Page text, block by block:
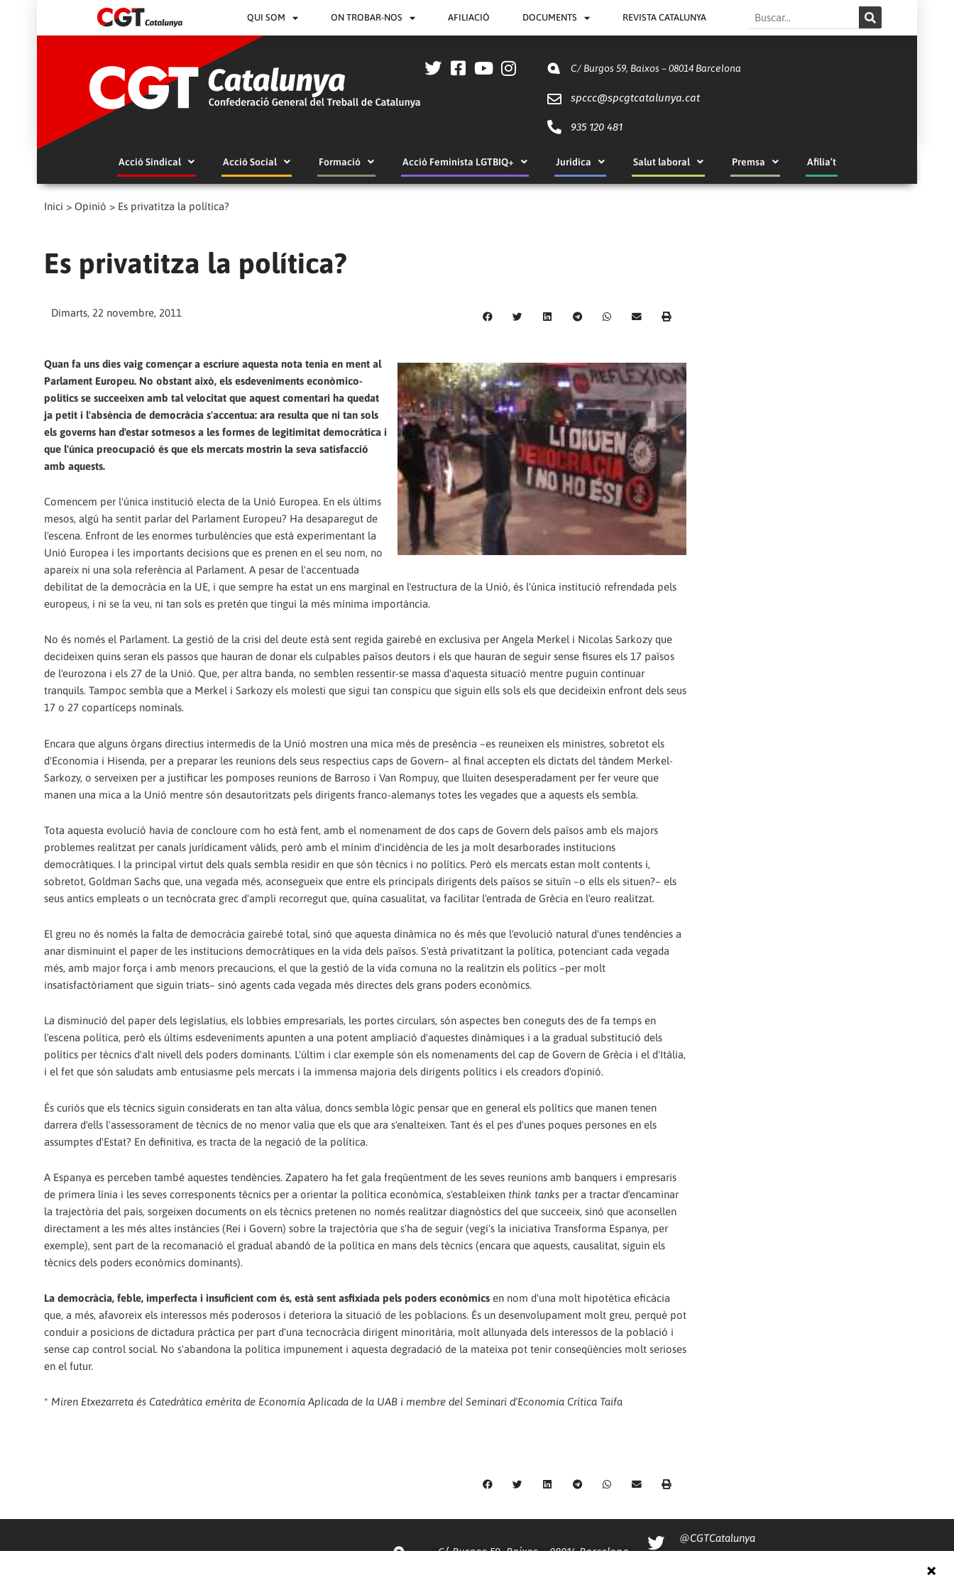
QUI SOM ON TROBAR-NOS AFILIACIÓ DOCUMENTS REVISTA CATALUNYA Search
C/ Burgos 59, Baixos – 08014 Barcelona
spccc@spcgtcatalunya.cat
935 120 481
Acció Sindical Acció Social Formació Acció Feminista LGTBIQ+ Jurídica Salut laboral Premsa Afilia’t
Inici > Opinió > Es privatitza la política?
Es privatitza la política?
Dimarts, 22 novembre, 2011
Quan fa uns dies vaig començar a escriure aquesta nota tenia en ment al
Parlament Europeu. No obstant això, els esdeveniments econòmico-
polítics se succeeixen amb tal velocitat que aquest comentari ha quedat
ja petit i l'absència de democràcia s'accentua: ara resulta que ni tan sols
els governs han d'estar sotmesos a les formes de legitimitat democràtica i
que l'única preocupació és que els mercats mostrin la seva satisfacció
amb aquests.
Comencem per l'única institució electa de la Unió Europea. En els últims
mesos, algú ha sentit parlar del Parlament Europeu? Ha desaparegut de
l'escena. Enfront de les enormes turbulències que està experimentant la
Unió Europea i les importants decisions que es prenen en el seu nom, no
apareix ni una sola referència al Parlament. A pesar de l'accentuada
debilitat de la democràcia en la UE, i que sempre ha estat un ens marginal en l'estructura de la Unió, és l'única institució refrendada pels
europeus, i ni se la veu, ni tan sols es pretén que tingui la més mínima importància.
No és només el Parlament. La gestió de la crisi del deute està sent regida gairebé en exclusiva per Angela Merkel i Nicolas Sarkozy que
decideixen quins seran els passos que hauran de donar els culpables països deutors i els que hauran de seguir sense fisures els 17 països
de l'eurozona i els 27 de la Unió. Que, per altra banda, no semblen ressentir-se massa d'aquesta situació mentre puguin continuar
tranquils. Tampoc sembla que a Merkel i Sarkozy els molesti que sigui tan conspicu que siguin ells sols els que decideixin enfront dels seus
17 o 27 copartíceps nominals.
Encara que alguns òrgans directius intermedis de la Unió mostren una mica més de presència –es reuneixen els ministres, sobretot els
d'Economia i Hisenda, per a preparar les reunions dels seus respectius caps de Govern– al final accepten els dictats del tàndem Merkel-
Sarkozy, o serveixen per a justificar les pomposes reunions de Barroso i Van Rompuy, que lluiten desesperadament per fer veure que
manen una mica a la Unió mentre són desautoritzats pels dirigents franco-alemanys totes les vegades que a aquests els sembla.
Tota aquesta evolució havia de concloure com ho està fent, amb el nomenament de dos caps de Govern dels països amb els majors
problemes realitzat per canals jurídicament vàlids, però amb el mínim d'incidència de les ja molt desarborades institucions
democràtiques. I la principal virtut dels quals sembla residir en que són tècnics i no polítics. Però els mercats estan molt contents i,
sobretot, Goldman Sachs que, una vegada més, aconsegueix que entre els principals dirigents dels països se situïn –o ells els situen?– els
seus antics empleats o un tecnòcrata grec d'ampli recorregut que, quina casualitat, va facilitar l'entrada de Grècia en l'euro realitzat.
El greu no és només la falta de democràcia gairebé total, sinó que aquesta dinàmica no és més que l'evolució natural d'unes tendències a
anar disminuint el paper de les institucions democràtiques en la vida dels països. S'està privatitzant la política, potenciant cada vegada
més, amb major força i amb menors precaucions, el que la gestió de la vida comuna no la realitzin els polítics –per molt
insatisfactòriament que siguin triats– sinó agents cada vegada més directes dels grans poders econòmics.
La disminució del paper dels legislatius, els lobbies empresarials, les portes circulars, són aspectes ben coneguts des de fa temps en
l'escena política, però els últims esdeveniments apunten a una potent ampliació d'aquestes dinàmiques i a la gradual substitució dels
polítics per tècnics d'alt nivell dels poders dominants. L'últim i clar exemple són els nomenaments del cap de Govern de Grècia i el d'Itàlia,
i el fet que són saludats amb entusiasme pels mercats i la immensa majoria dels dirigents polítics i els creadors d'opinió.
És curiós que els tècnics siguin considerats en tan alta vàlua, doncs sembla lògic pensar que en general els polítics que manen tenen
darrera d'ells l'assessorament de tècnics de no menor valia que els que ara s'enalteixen. Tant és el pes d'unes poques persones en els
assumptes d'Estat? En definitiva, es tracta de la negació de la política.
A Espanya es perceben també aquestes tendències. Zapatero ha fet gala freqüentment de les seves reunions amb banquers i empresaris
de primera línia i les seves corresponents tècnics per a orientar la política econòmica, s'estableixen think tanks per a tractar d'encaminar
la trajectòria del país, sorgeixen documents on els tècnics pretenen no només realitzar diagnòstics del que succeeix, sinó que aconsellen
directament a les més altes instàncies (Rei i Govern) sobre la trajectòria que s'ha de seguir (vegi's la iniciativa Transforma Espanya, per
exemple), sent part de la recomanació el gradual abandó de la política en mans dels tècnics (encara que aquests, causalitat, siguin els
tècnics dels poders econòmics dominants).
La democràcia, feble, imperfecta i insuficient com és, està sent asfixiada pels poders econòmics en nom d'una molt hipotètica eficàcia
que, a més, afavoreix els interessos més poderosos i deteriora la situació de les poblacions. És un desenvolupament molt greu, perquè pot
conduir a posicions de dictadura pràctica per part d'una tecnocràcia dirigent minoritària, molt allunyada dels interessos de la població i
sense cap control social. No s'abandona la política impunement i aquesta degradació de la mateixa pot tenir conseqüències molt serioses
en el futur.
* Miren Etxezarreta és Catedràtica emèrita de Economía Aplicada de la UAB i membre del Seminari d'Economia Crítica Taifa
C/ Burgos 59, Baixos – 08014 Barcelona
@CGTCatalunya